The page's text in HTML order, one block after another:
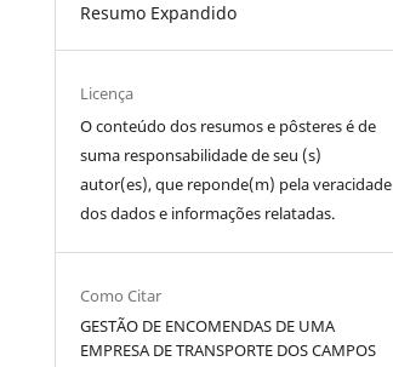
Resumo Expandido
Licença
O conteúdo dos resumos e pôsteres é de
suma responsabilidade de seu (s)
autor(es), que reponde(m) pela veracidade
dos dados e informações relatadas.
Como Citar
GESTÃO DE ENCOMENDAS DE UMA
EMPRESA DE TRANSPORTE DOS CAMPOS